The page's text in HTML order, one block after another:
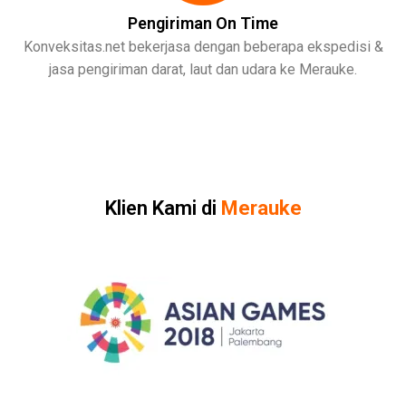
Pengiriman On Time
Konveksitas.net bekerjasa dengan beberapa ekspedisi &
jasa pengiriman darat, laut dan udara ke Merauke.
Klien Kami di Merauke